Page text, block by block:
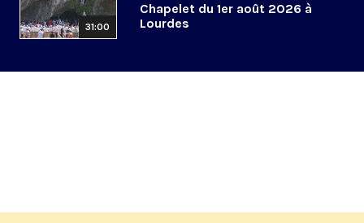
31:00
Chapelet du 1er août 2026 à
Lourdes